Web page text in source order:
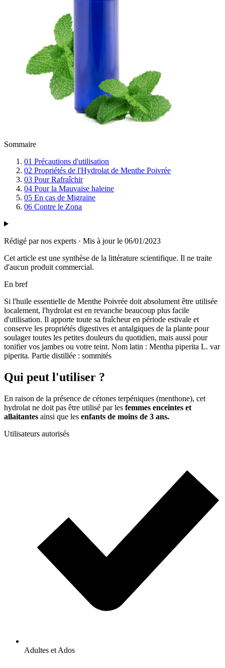
Sommaire
01 Précautions d'utilisation
02 Propriétés de l'Hydrolat de Menthe Poivrée
03 Pour Rafraîchir
04 Pour la Mauvaise haleine
05 En cas de Migraine
06 Contre le Zona
Rédigé par nos experts · Mis à jour le 06/01/2023
Cet article est une synthèse de la littérature scientifique. Il ne traite
d'aucun produit commercial.
En bref
Si l'huile essentielle de Menthe Poivrée doit absolument être utilisée
localement, l'hydrolat est en revanche beaucoup plus facile
d'utilisation. Il apporte toute sa fraîcheur en période estivale et
conserve les propriétés digestives et antalgiques de la plante pour
soulager toutes les petites douleurs du quotidien, mais aussi pour
tonifier vos jambes ou votre teint. Nom latin : Mentha piperita L. var
piperita. Partie distillée : sommités
Qui peut l'utiliser ?
En raison de la présence de cétones terpéniques (menthone), cet
hydrolat ne doit pas être utilisé par les femmes enceintes et
allaitantes ainsi que les enfants de moins de 3 ans.
Utilisateurs autorisés
Adultes et Ados